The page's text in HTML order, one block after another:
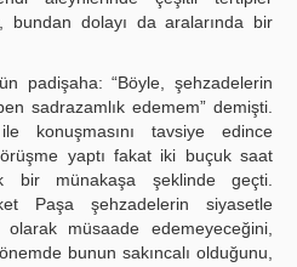
bundan dolayı da aralarında bir
padişaha: “Böyle, şehzadelerin
sadrazamlık edemem” demişti.
konuşmasını tavsiye edince
yaptı fakat iki buçuk saat
bir münakaşa şeklinde geçti.
Paşa şehzadelerin siyasetle
müsaade edemeyeceğini,
bunun sakıncalı olduğunu,